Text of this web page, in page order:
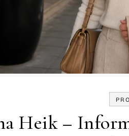
Heik –